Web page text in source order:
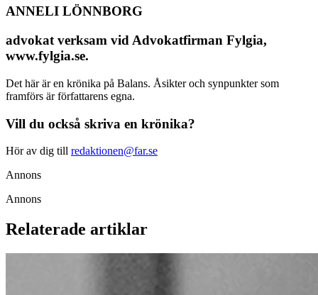
ANNELI LÖNNBORG
advokat verksam vid Advokatfirman Fylgia,
www.fylgia.se.
Det här är en krönika på Balans. Åsikter och synpunkter som
framförs är författarens egna.
Vill du också skriva en krönika?
Hör av dig till redaktionen@far.se
Annons
Annons
Relaterade artiklar